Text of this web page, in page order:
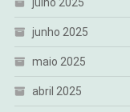
julho 2025
junho 2025
maio 2025
abril 2025